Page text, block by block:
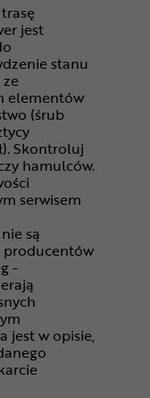
jest
stanu
elementów
(śrub
Skontroluj
hamulców.
serwisem
są
producentów
-
jest w opisie,